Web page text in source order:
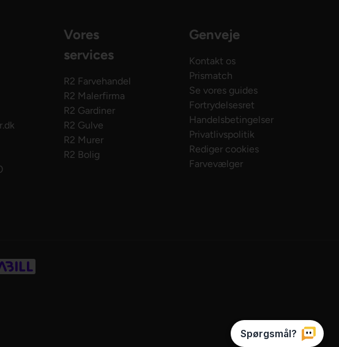
Vores
services
R2 Farvehandel
R2 Malerfirma
R2 Gardiner
R2 Gulve
R2 Murer
R2 Bolig
Genveje
Kontakt os
Prismatch
Se vores guides
Fortrydelsesret
Handelsbetingelser
Privatlivspolitik
Rediger cookies
Farvevælger